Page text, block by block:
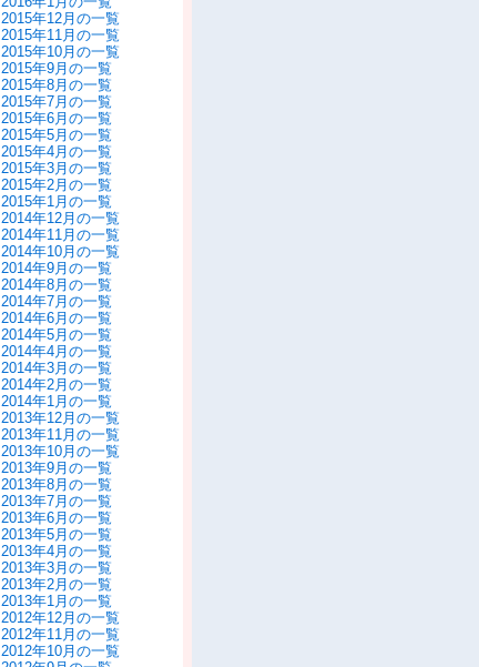
2015年12月の一覧
2015年11月の一覧
2015年10月の一覧
2015年9月の一覧
2015年8月の一覧
2015年7月の一覧
2015年6月の一覧
2015年5月の一覧
2015年4月の一覧
2015年3月の一覧
2015年2月の一覧
2015年1月の一覧
2014年12月の一覧
2014年11月の一覧
2014年10月の一覧
2014年9月の一覧
2014年8月の一覧
2014年7月の一覧
2014年6月の一覧
2014年5月の一覧
2014年4月の一覧
2014年3月の一覧
2014年2月の一覧
2014年1月の一覧
2013年12月の一覧
2013年11月の一覧
2013年10月の一覧
2013年9月の一覧
2013年8月の一覧
2013年7月の一覧
2013年6月の一覧
2013年5月の一覧
2013年4月の一覧
2013年3月の一覧
2013年2月の一覧
2013年1月の一覧
2012年12月の一覧
2012年11月の一覧
2012年10月の一覧